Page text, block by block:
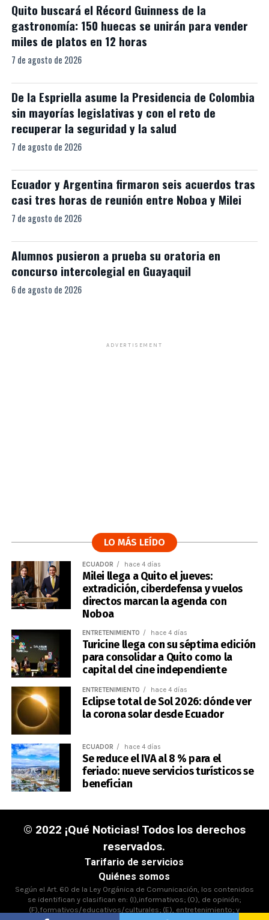
Quito buscará el Récord Guinness de la
gastronomía: 150 huecas se unirán para vender
miles de platos en 12 horas
7 de agosto de 2026
De la Espriella asume la Presidencia de Colombia
sin mayorías legislativas y con el reto de
recuperar la seguridad y la salud
7 de agosto de 2026
Ecuador y Argentina firmaron seis acuerdos tras
casi tres horas de reunión entre Noboa y Milei
7 de agosto de 2026
Alumnos pusieron a prueba su oratoria en
concurso intercolegial en Guayaquil
6 de agosto de 2026
ADVERTISEMENT
LO MÁS LEÍDO
ECUADOR hace 4 días
Milei llega a Quito el jueves:
extradición, ciberdefensa y vuelos
directos marcan la agenda con
Noboa
ENTRETENIMIENTO hace 4 días
Turicine llega con su séptima edición
para consolidar a Quito como la
capital del cine independiente
ENTRETENIMIENTO hace 4 días
Eclipse total de Sol 2026: dónde ver
la corona solar desde Ecuador
ECUADOR hace 4 días
Se reduce el IVA al 8 % para el
feriado: nueve servicios turísticos se
benefician
© 2022 ¡Qué Noticias! Todos los derechos
reservados.
Tarifario de servicios
Quiénes somos
Según el Art. 60 de la Ley Orgánica de Comunicación, los contenidos
se identifican y clasifican en: (I),informativos; (O), de opinión;
(F),formativos/educativos/culturales; (E), entretenimiento; y